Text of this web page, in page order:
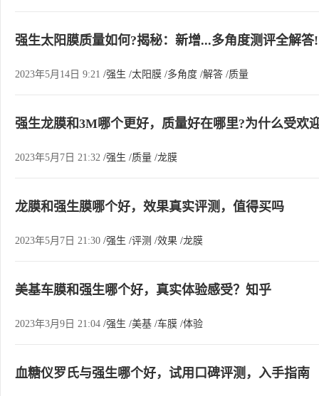
强生太阳膜质量如何?揭秘：新增...多角度测评全解答!
2023年5月14日 9:21 /强生 /太阳膜 /多角度 /解答 /质量
强生龙膜和3M哪个更好，质量好在哪里?为什么受欢
2023年5月7日 21:32 /强生 /质量 /龙膜
龙膜和强生膜哪个好，效果真实评测，值得买吗
2023年5月7日 21:30 /强生 /评测 /效果 /龙膜
美基车膜和强生哪个好，真实体验感受？知乎
2023年3月9日 21:04 /强生 /美基 /车膜 /体验
血糖仪罗氏与强生哪个好，试用口碑评测，入手指南